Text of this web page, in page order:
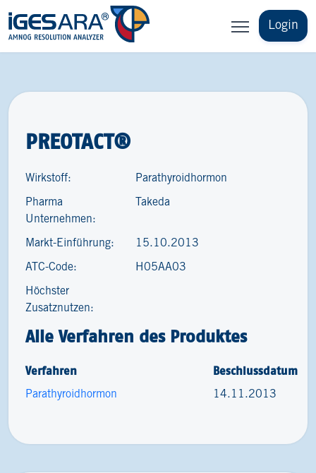
Login
PREOTACT®
Wirkstoff: Parathyroidhormon
Pharma
Unternehmen:
Takeda
Markt-Einführung: 15.10.2013
ATC-Code: H05AA03
Höchster
Zusatznutzen:
Alle Verfahren des Produktes
Verfahren Beschlussdatum
Parathyroidhormon 14.11.2013